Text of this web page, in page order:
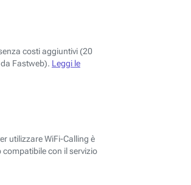
costi aggiuntivi (20
Fastweb). Leggi le
utilizzare WiFi-Calling è
compatibile con il servizio